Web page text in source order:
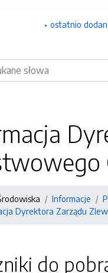
ostatnio
Informacje
Dyrektora Zarządu
do